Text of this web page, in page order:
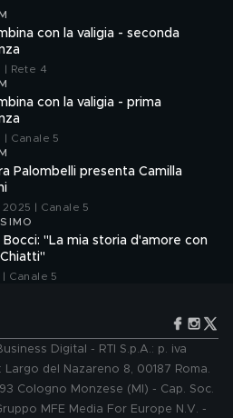
con la valigia - seconda
| Rete 4
con la valigia - prima
| Canale 5
Palombelli presenta Camilla
| Canale 5
Bocci: "La mia storia d'amore con
Canale 5
Digital - RTI S.p.A.: p. iva
del Nazareno 8, 00187 Roma.
Cologno Monzese (MI) - Cap. Soc.
MFE Media For Europe N.V. -